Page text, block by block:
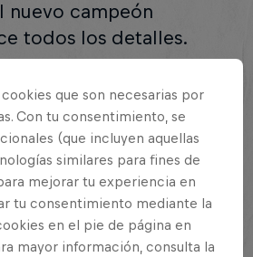
nuevo campeón
todos los detalles.
03.09.2025 · 14:26 UTC
que son necesarias por
Con tu consentimiento, se
(que incluyen aquellas
similares para fines de
mejorar tu experiencia en
tu consentimiento mediante la
en el pie de página en
mayor información, consulta la